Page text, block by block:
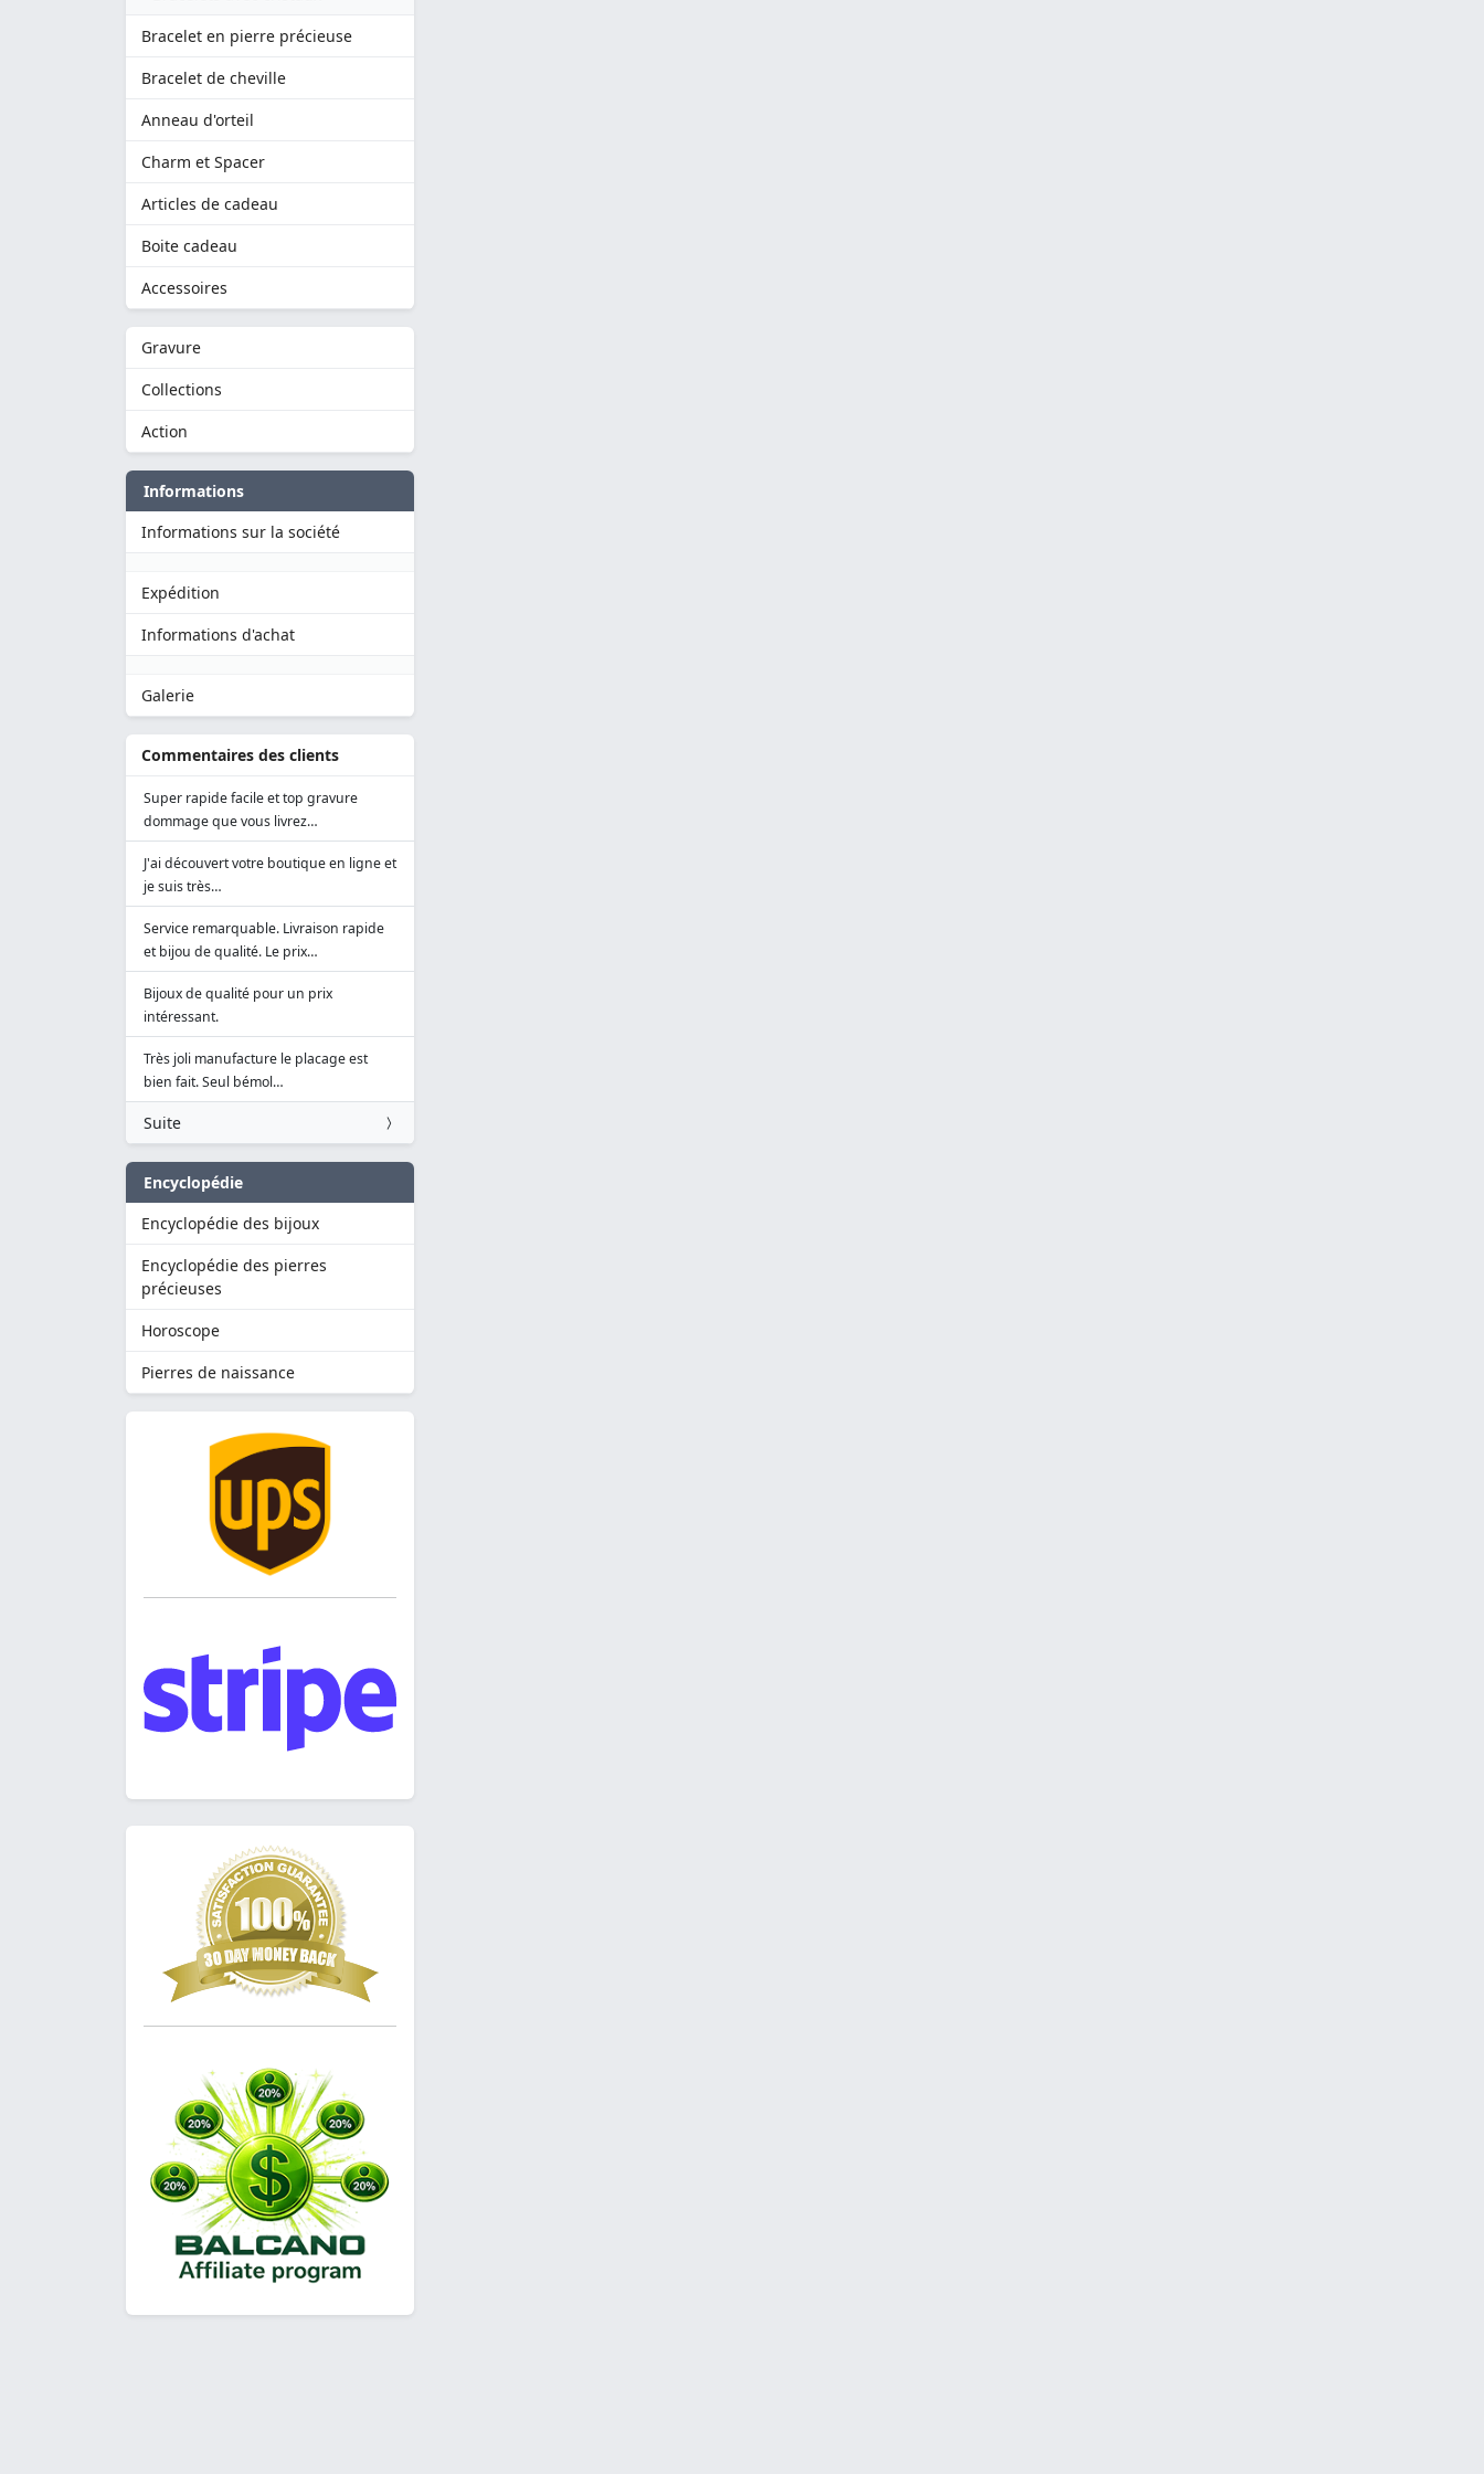
Bracelet en pierre précieuse
Bracelet de cheville
Anneau d'orteil
Charm et Spacer
Articles de cadeau
Boite cadeau
Accessoires
Gravure
Collections
Action
Informations
Informations sur la société
Expédition
Informations d'achat
Galerie
Commentaires des clients
Super rapide facile et top gravure
dommage que vous livrez…
J'ai découvert votre boutique en ligne et
je suis très…
Service remarquable. Livraison rapide
et bijou de qualité. Le prix…
Bijoux de qualité pour un prix
intéressant.
Très joli manufacture le placage est
bien fait. Seul bémol…
Suite
Encyclopédie
Encyclopédie des bijoux
Encyclopédie des pierres
précieuses
Horoscope
Pierres de naissance